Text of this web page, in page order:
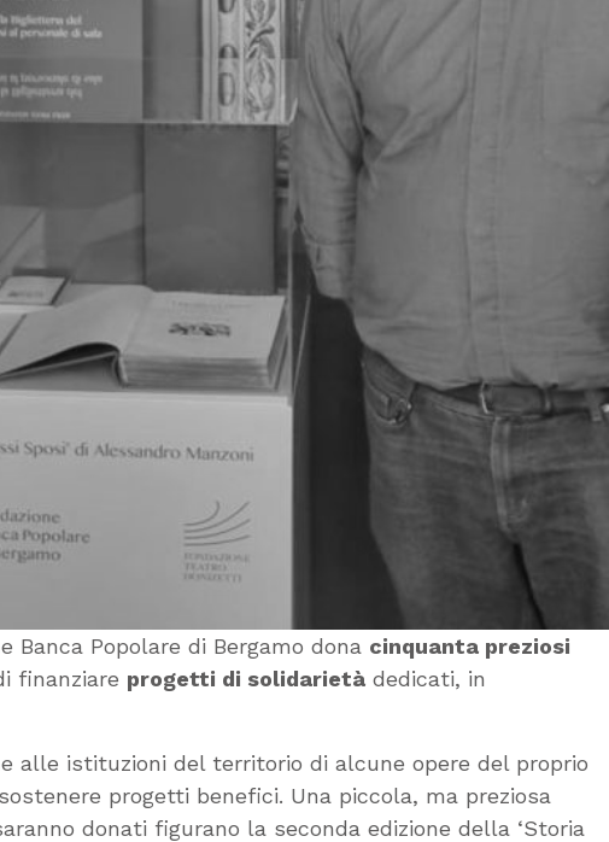
Banca Popolare di Bergamo dona cinquanta preziosi
finanziare progetti di solidarietà dedicati, in
alle istituzioni del territorio di alcune opere del proprio
progetti benefici. Una piccola, ma preziosa
donati figurano la seconda edizione della ‘Storia